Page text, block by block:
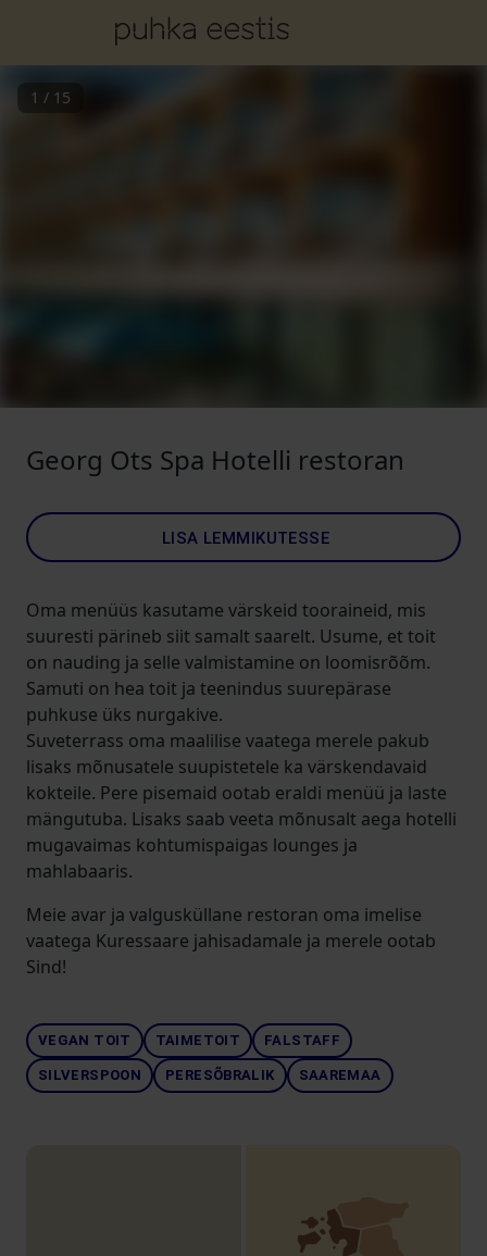
1 / 15
Georg Ots Spa Hotelli restoran
LISA LEMMIKUTESSE
Oma menüüs kasutame värskeid tooraineid, mis
suuresti pärineb siit samalt saarelt. Usume, et toit
on nauding ja selle valmistamine on loomisrõõm.
Samuti on hea toit ja teenindus suurepärase
puhkuse üks nurgakive.
Suveterrass oma maalilise vaatega merele pakub
lisaks mõnusatele suupistetele ka värskendavaid
kokteile. Pere pisemaid ootab eraldi menüü ja laste
mängutuba. Lisaks saab veeta mõnusalt aega hotelli
mugavaimas kohtumispaigas lounges ja
mahlabaaris.
Meie avar ja valgusküllane restoran oma imelise
vaatega Kuressaare jahisadamale ja merele ootab
Sind!
VEGAN TOIT TAIMETOIT FALSTAFF
SILVERSPOON PERESÕBRALIK SAAREMAA